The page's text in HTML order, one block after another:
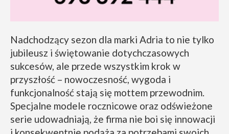
Nadchodzący sezon dla marki Adria to nie tylko
jubileusz i świętowanie dotychczasowych
sukcesów, ale przede wszystkim krok w
przyszłość – nowoczesność, wygoda i
funkcjonalność stają się mottem przewodnim.
Specjalne modele rocznicowe oraz odświeżone
serie udowadniają, że firma nie boi się innowacji